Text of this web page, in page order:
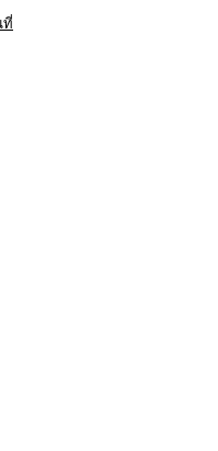
ที่